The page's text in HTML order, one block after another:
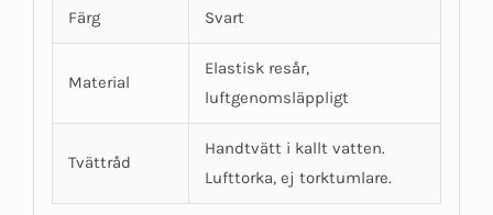
Färg Svart
Material
Elastisk resår,
luftgenomsläppligt
Tvättråd
Handtvätt i kallt vatten.
Lufttorka, ej torktumlare.